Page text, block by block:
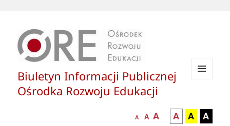
Biuletyn Informacji Publicznej
Ośrodka Rozwoju Edukacji
mniejsza
A
normalna
A
większa-
A
kontrast
A
kontrast
A A